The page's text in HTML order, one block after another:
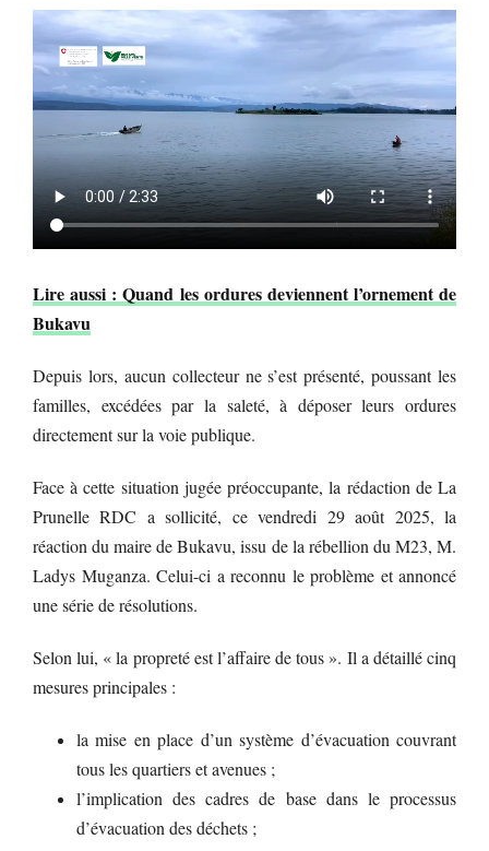
Lire aussi : Quand les ordures deviennent l’ornement de
Bukavu
Depuis lors, aucun collecteur ne s’est présenté, poussant les
familles, excédées par la saleté, à déposer leurs ordures
directement sur la voie publique.
Face à cette situation jugée préoccupante, la rédaction de La
Prunelle RDC a sollicité, ce vendredi 29 août 2025, la
réaction du maire de Bukavu, issu de la rébellion du M23, M.
Ladys Muganza. Celui-ci a reconnu le problème et annoncé
une série de résolutions.
Selon lui, « la propreté est l’affaire de tous ». Il a détaillé cinq
mesures principales :
la mise en place d’un système d’évacuation couvrant
tous les quartiers et avenues ;
l’implication des cadres de base dans le processus
d’évacuation des déchets ;